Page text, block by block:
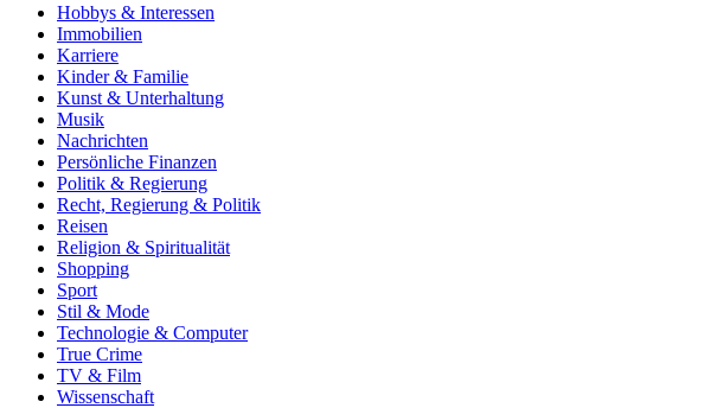
Hobbys & Interessen
Immobilien
Karriere
Kinder & Familie
Kunst & Unterhaltung
Musik
Nachrichten
Persönliche Finanzen
Politik & Regierung
Recht, Regierung & Politik
Reisen
Religion & Spiritualität
Shopping
Sport
Stil & Mode
Technologie & Computer
True Crime
TV & Film
Wissenschaft